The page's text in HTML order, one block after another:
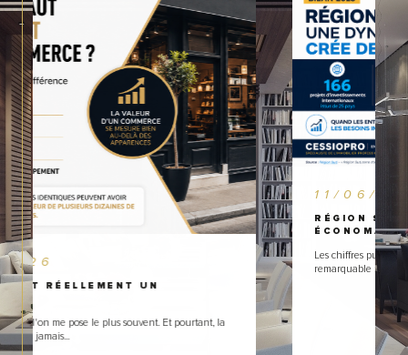
11/06/2026
RÉGION SUD : UNE ATTRACTIVITÉ
Les chiffres publiés par la Région Sud témoignent d'un dynamisme